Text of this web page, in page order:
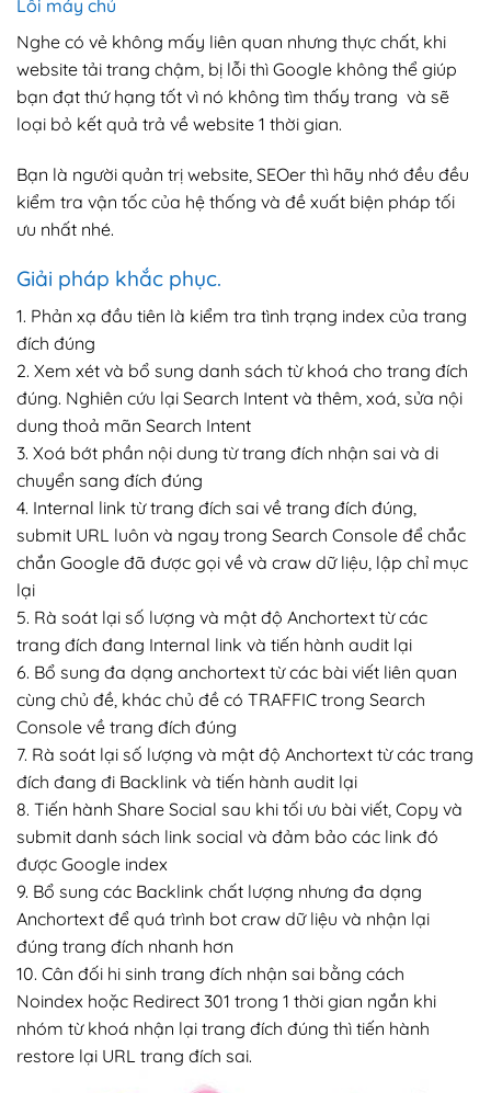
Lỗi máy chủ
Nghe có vẻ không mấy liên quan nhưng thực chất, khi
website tải trang chậm, bị lỗi thì Google không thể giúp
bạn đạt thứ hạng tốt vì nó không tìm thấy trang và sẽ
loại bỏ kết quả trả về website 1 thời gian.
Bạn là người quản trị website, SEOer thì hãy nhớ đều đều
kiểm tra vận tốc của hệ thống và đề xuất biện pháp tối
ưu nhất nhé.
Giải pháp khắc phục.
1. Phản xạ đầu tiên là kiểm tra tình trạng index của trang
đích đúng
2. Xem xét và bổ sung danh sách từ khoá cho trang đích
đúng. Nghiên cứu lại Search Intent và thêm, xoá, sửa nội
dung thoả mãn Search Intent
3. Xoá bớt phần nội dung từ trang đích nhận sai và di
chuyển sang đích đúng
4. Internal link từ trang đích sai về trang đích đúng,
submit URL luôn và ngay trong Search Console để chắc
chắn Google đã được gọi về và craw dữ liệu, lập chỉ mục
lại
5. Rà soát lại số lượng và mật độ Anchortext từ các
trang đích đang Internal link và tiến hành audit lại
6. Bổ sung đa dạng anchortext từ các bài viết liên quan
cùng chủ đề, khác chủ đề có TRAFFIC trong Search
Console về trang đích đúng
7. Rà soát lại số lượng và mật độ Anchortext từ các trang
đích đang đi Backlink và tiến hành audit lại
8. Tiến hành Share Social sau khi tối ưu bài viết, Copy và
submit danh sách link social và đảm bảo các link đó
được Google index
9. Bổ sung các Backlink chất lượng nhưng đa dạng
Anchortext để quá trình bot craw dữ liệu và nhận lại
đúng trang đích nhanh hơn
10. Cân đối hi sinh trang đích nhận sai bằng cách
Noindex hoặc Redirect 301 trong 1 thời gian ngắn khi
nhóm từ khoá nhận lại trang đích đúng thì tiến hành
restore lại URL trang đích sai.